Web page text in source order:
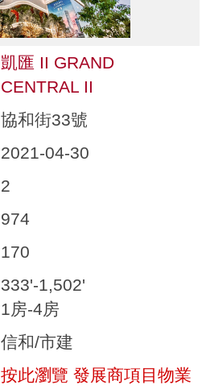
凱匯 II GRAND
CENTRAL II
協和街33號
2021-04-30
2
974
170
333'-1,502'
1房-4房
信和/市建
按此瀏覽 發展商項目物業